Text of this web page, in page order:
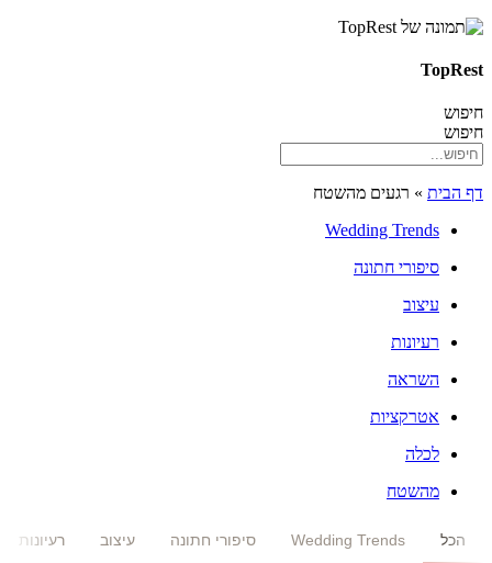
TopRest
חיפוש
חיפוש
דף הבית » רגעים מהשטח
Wedding Trends
סיפורי חתונה
עיצוב
רעיונות
השראה
אטרקציות
לכלה
מהשטח
הכל Wedding Trends סיפורי חתונה עיצוב רעיונות